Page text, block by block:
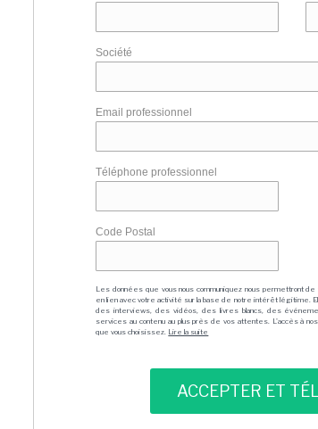
Société
Email professionnel
Téléphone professionnel
Code Postal
Les données que vous nous communiquez nous permettront
en lien avec votre activité sur la base de notre intérêt légitime.
des interviews, des vidéos, des livres blancs, des
services au contenu au plus près de vos attentes. L'accès à
que vous choisissez. Lire la suite